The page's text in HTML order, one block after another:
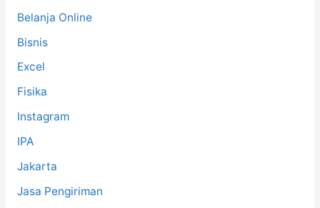
Belanja Online
Bisnis
Excel
Fisika
Instagram
IPA
Jakarta
Jasa Pengiriman